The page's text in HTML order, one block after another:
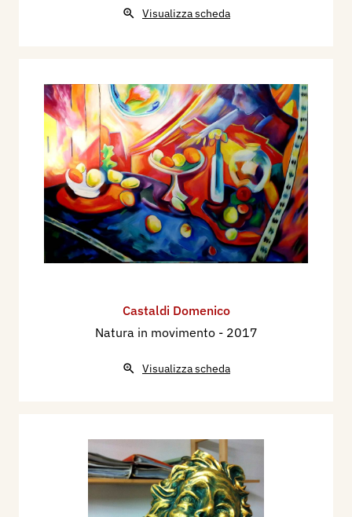
Visualizza scheda
Castaldi Domenico
Natura in movimento - 2017
Visualizza scheda